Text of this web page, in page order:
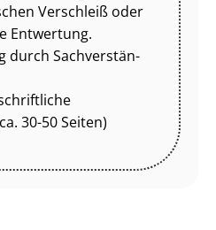
Verschleiß oder
Entwertung.
durch Sach­ver­stän­
30-50 Seiten)